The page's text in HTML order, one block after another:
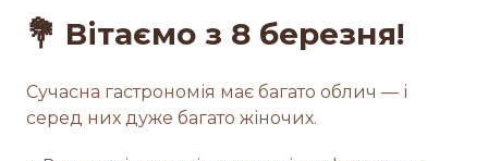
💐 Вітаємо з 8 березня!
Сучасна гастрономія має багато облич — і
серед них дуже багато жіночих.